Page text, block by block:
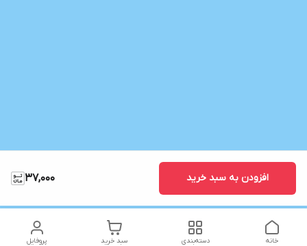
37,000 افزودن به سبد خرید
پروفایل سبد خرید دسته‌بندی خانه